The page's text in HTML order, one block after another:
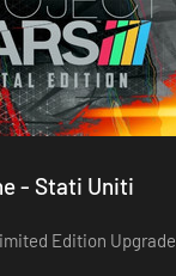
Digital Edizione - Stati Uniti
Edition Upgrade